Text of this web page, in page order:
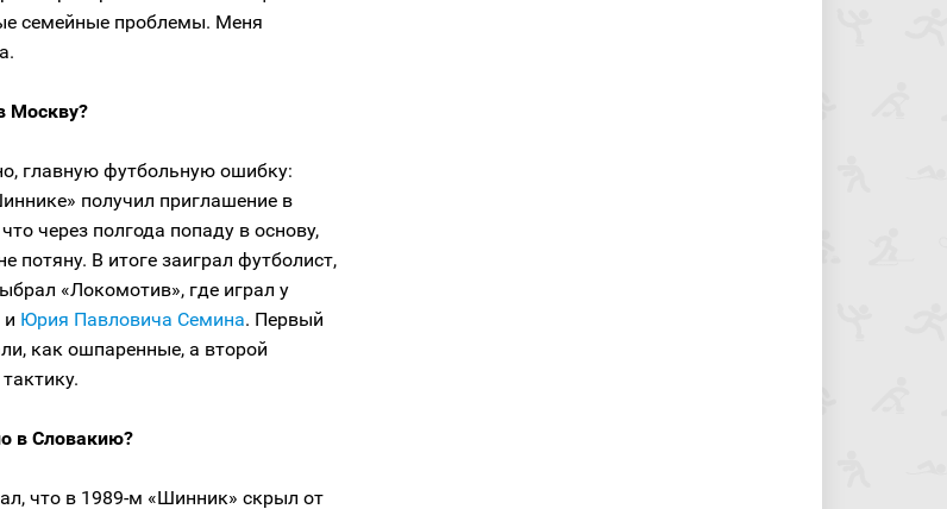
семейные проблемы. Меня
Москву?
главную футбольную ошибку:
получил приглашение в
через полгода попаду в основу,
потяну. В итоге заиграл футболист,
«Локомотив», где играл у
и Юрия Павловича Семина. Первый
как ошпаренные, а второй
в Словакию?
что в 1989-м «Шинник» скрыл от